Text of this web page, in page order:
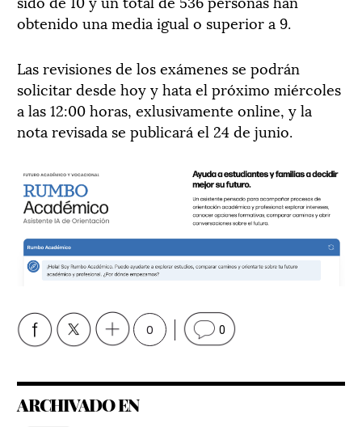
obtenido una media igual o superior a 9.
Las revisiones de los exámenes se podrán
solicitar desde hoy y hata el próximo miércoles
a las 12:00 horas, exlusivamente online, y la
nota revisada se publicará el 24 de junio.
0 0
ARCHIVADO EN